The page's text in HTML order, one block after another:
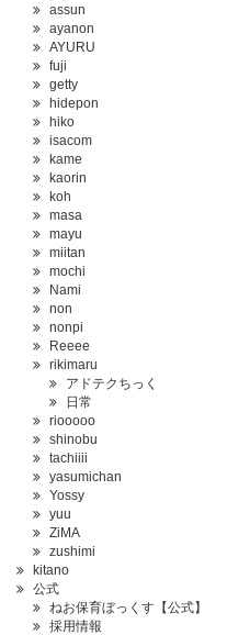
assun
ayanon
AYURU
fuji
getty
hidepon
hiko
isacom
kame
kaorin
koh
masa
mayu
miitan
mochi
Nami
non
nonpi
Reeee
rikimaru
アドテクちっく
日常
riooooo
shinobu
tachiiii
yasumichan
Yossy
yuu
ZiMA
zushimi
kitano
公式
ねお保育ぼっくす【公式】
採用情報